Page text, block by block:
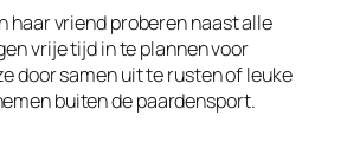
haar vriend proberen naast alle
vrije tijd in te plannen voor
door samen uit te rusten of leuke
buiten de paardensport.